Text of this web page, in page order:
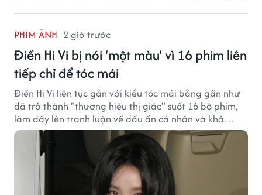
PHIM ẢNH 2 giờ trước
Điền Hi Vi bị nói 'một màu' vì 16 phim liên
tiếp chỉ để tóc mái
Điền Hi Vi liên tục gắn với kiểu tóc mái bằng gần như
đã trở thành "thương hiệu thị giác" suốt 16 bộ phim,
làm dấy lên tranh luận về dấu ấn cá nhân và khả
năng biến hóa trên màn ảnh.